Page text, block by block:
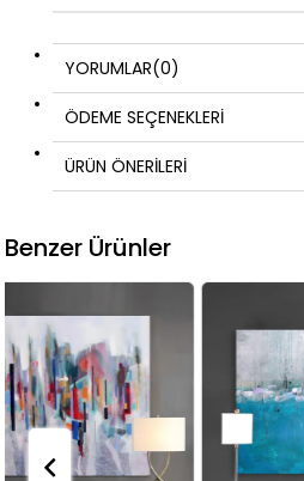
YORUMLAR(0)
ÖDEME SEÇENEKLERI
ÜRÜN ÖNERILERI
Benzer Ürünler